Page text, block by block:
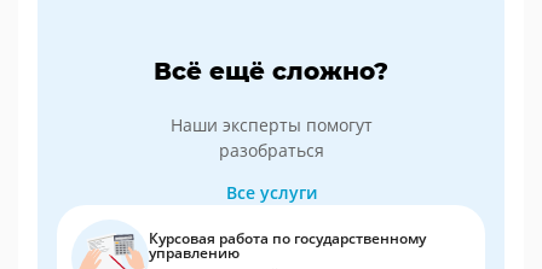
Всё ещё сложно?
Наши эксперты помогут
разобраться
Все услуги
Курсовая работа по государственному
управлению